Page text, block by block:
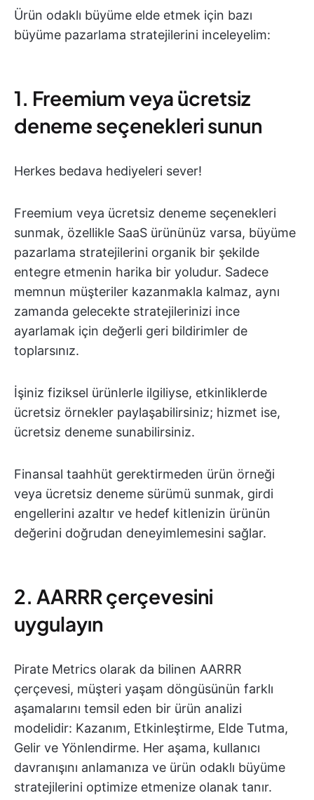
Ürün odaklı büyüme elde etmek için bazı
büyüme pazarlama stratejilerini inceleyelim:
1. Freemium veya ücretsiz
deneme seçenekleri sunun
Herkes bedava hediyeleri sever!
Freemium veya ücretsiz deneme seçenekleri
sunmak, özellikle SaaS ürününüz varsa, büyüme
pazarlama stratejilerini organik bir şekilde
entegre etmenin harika bir yoludur. Sadece
memnun müşteriler kazanmakla kalmaz, aynı
zamanda gelecekte stratejilerinizi ince
ayarlamak için değerli geri bildirimler de
toplarsınız.
İşiniz fiziksel ürünlerle ilgiliyse, etkinliklerde
ücretsiz örnekler paylaşabilirsiniz; hizmet ise,
ücretsiz deneme sunabilirsiniz.
Finansal taahhüt gerektirmeden ürün örneği
veya ücretsiz deneme sürümü sunmak, girdi
engellerini azaltır ve hedef kitlenizin ürünün
değerini doğrudan deneyimlemesini sağlar.
2. AARRR çerçevesini
uygulayın
Pirate Metrics olarak da bilinen AARRR
çerçevesi, müşteri yaşam döngüsünün farklı
aşamalarını temsil eden bir ürün analizi
modelidir: Kazanım, Etkinleştirme, Elde Tutma,
Gelir ve Yönlendirme. Her aşama, kullanıcı
davranışını anlamanıza ve ürün odaklı büyüme
stratejilerini optimize etmenize olanak tanır.